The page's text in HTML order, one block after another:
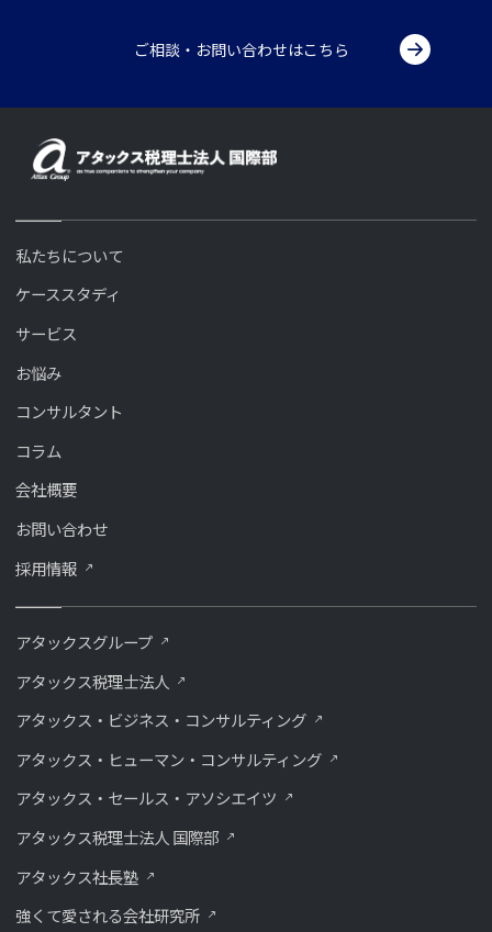
ご相談・お問い合わせはこちら
私たちについて
ケーススタディ
サービス
お悩み
コンサルタント
コラム
会社概要
お問い合わせ
採用情報
アタックスグループ
アタックス税理士法人
アタックス・ビジネス・コンサルティング
アタックス・ヒューマン・コンサルティング
アタックス・セールス・アソシエイツ
アタックス税理士法人 国際部
アタックス社長塾
強くて愛される会社研究所